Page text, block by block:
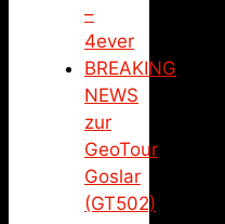
–
4ever
BREAKING
NEWS
zur
GeoTour
Goslar
(GT502)